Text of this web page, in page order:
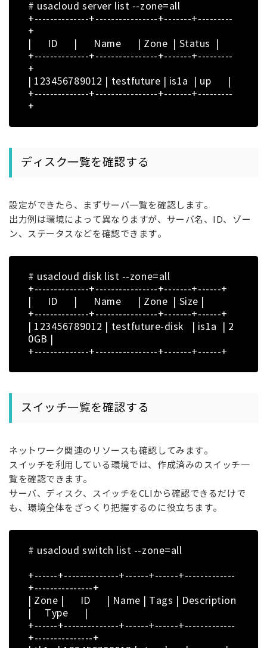
# usacloud server list --zone=all
+--------------+----------------+-------+---------
+
| ID | Name | Zone | Status |
+--------------+----------------+-------+---------
+
| 123456789012 | testfuture | is1a | up |
+--------------+----------------+-------+---------
+
ディスク一覧を確認する
設定ができたら、まずサーバ一覧を確認します。
出力例は環境によって異なりますが、サーバ名、ID、ゾー
ン、ステータスなどを確認できます。
# usacloud disk list --zone=all
+--------------+----------------+-------+------+
| ID | Name | Zone | Size |
+--------------+----------------+-------+------+
| 123456789012 | testfuture-disk | is1a | 2
0GB |
+--------------+----------------+-------+------+
スイッチ一覧を確認する
ネットワーク関連のリソースも確認してみます。
スイッチを利用している環境では、作成済みのスイッチ一
覧を確認できます。
サーバ、ディスク、スイッチをCLIから確認できるだけで
も、環境全体をざっくり把握するのに役立ちます。
# usacloud switch list --zone=all
+------+--------------+------+------+-------------
+---------------+
| Zone | ID | Name | Tags | Description
| Type |
+------+--------------+------+------+-------------
+---------------+